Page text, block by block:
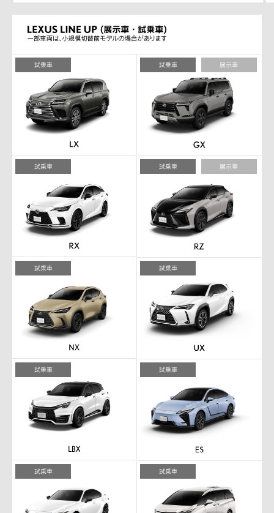
試乗車 試乗車 展示車
試乗車 試乗車 展示車
試乗車 試乗車
試乗車 試乗車
試乗車 試乗車